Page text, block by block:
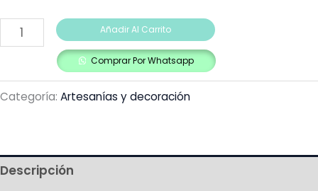
Añadir Al Carrito
Comprar Por Whatsapp
Categoría: Artesanías y decoración
Descripción